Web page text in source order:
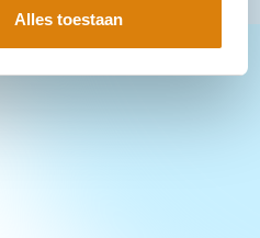
Alles toestaan